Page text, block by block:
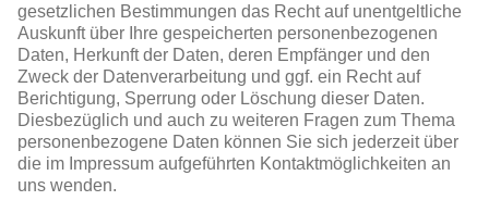
gesetzlichen Bestimmungen das Recht auf unentgeltliche
Auskunft über Ihre gespeicherten personenbezogenen
Daten, Herkunft der Daten, deren Empfänger und den
Zweck der Datenverarbeitung und ggf. ein Recht auf
Berichtigung, Sperrung oder Löschung dieser Daten.
Diesbezüglich und auch zu weiteren Fragen zum Thema
personenbezogene Daten können Sie sich jederzeit über
die im Impressum aufgeführten Kontaktmöglichkeiten an
uns wenden.